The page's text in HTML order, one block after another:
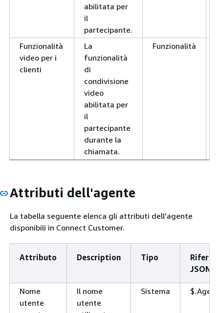
abilitata per
il
partecipante.
Funzionalità
video per i
clienti
La
funzionalità
di
condivisione
video
abilitata per
il
partecipante
durante la
chiamata.
Funzionalità
Attributi dell'agente
La tabella seguente elenca gli attributi dell'agente
disponibili in Connect Customer.
Attributo Description Tipo
Nome
utente
Il nome
utente
Sistema